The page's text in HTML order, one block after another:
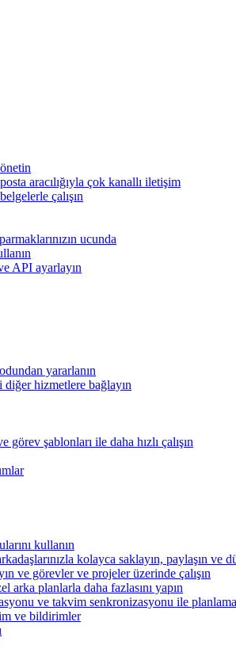
aracılığıyla çok kanallı iletişim
çalışın
ucunda
API ayarlayın
yararlanın
hizmetlere bağlayın
şablonları ile daha hızlı çalışın
kullanın
kolayca saklayın, paylaşın ve
ve görevler ve projeler üzerinde çalışın
arka planlarla daha fazlasını yapın
ve takvim senkronizasyonu ile
ve bildirimler